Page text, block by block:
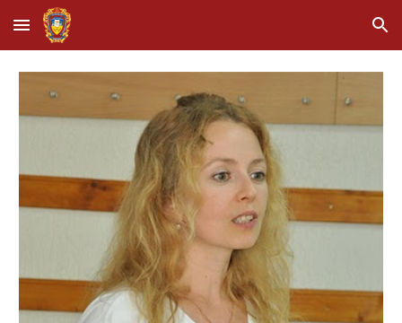
Skip to main content Skip to navigation